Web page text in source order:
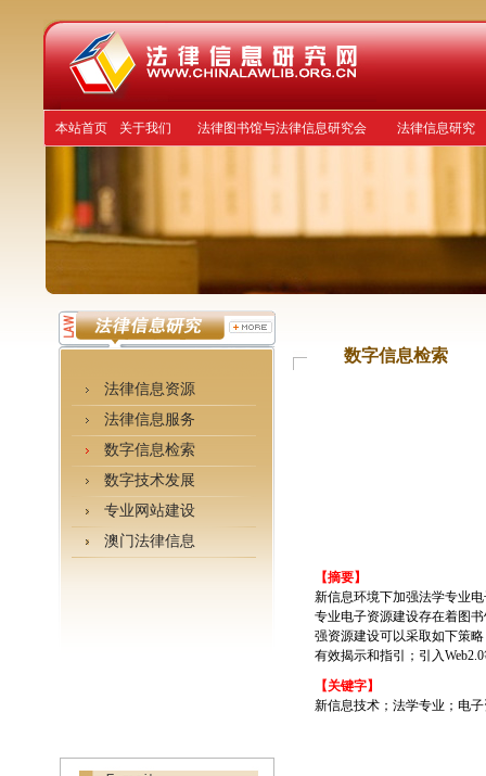
本站首页 关于我们 法律图书馆与法律信息研究会 法律信息研究
法律信息资源
法律信息服务
数字信息检索
数字技术发展
专业网站建设
澳门法律信息
数字信息检索
【摘要】
新信息环境下加强法学专业
专业电子资源建设存在着图
强资源建设可以采取如下策
有效揭示和指引；引入
【关键字】
新信息技术；法学专业；电